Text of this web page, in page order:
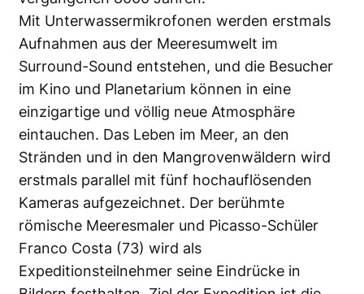
Mit Unterwassermikrofonen werden erstmals
Aufnahmen aus der Meeresumwelt im
Surround-Sound entstehen, und die Besucher
im Kino und Planetarium können in eine
einzigartige und völlig neue Atmosphäre
eintauchen. Das Leben im Meer, an den
Stränden und in den Mangrovenwäldern wird
erstmals parallel mit fünf hochauflösenden
Kameras aufgezeichnet. Der berühmte
römische Meeresmaler und Picasso-Schüler
Franco Costa (73) wird als
Expeditionsteilnehmer seine Eindrücke in